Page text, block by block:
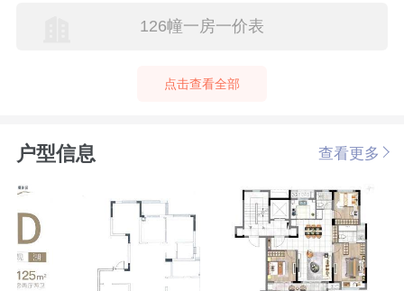
126幢一房一价表
点击查看全部
户型信息 查看更多